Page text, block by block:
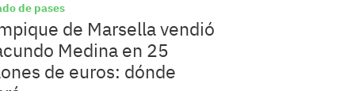
de pases
de Marsella vendió
Medina en 25
de euros: dónde